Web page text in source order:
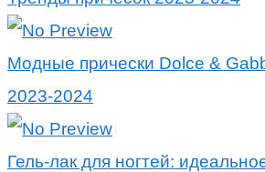
Модные прически Dolce &
2023-2024
Гель-лак для ногтей: